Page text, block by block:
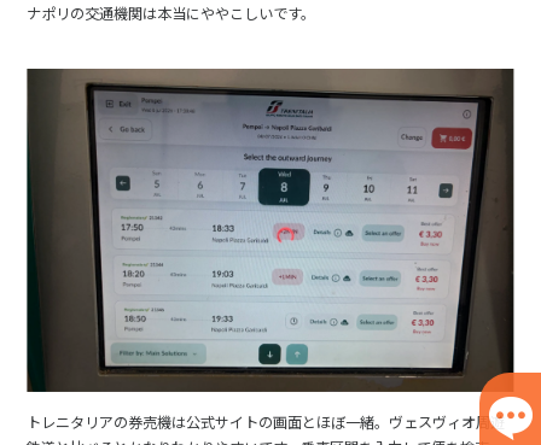
ナポリの交通機関は本当にややこしいです。
トレニタリアの券売機は公式サイトの画面とほぼ一緒。ヴェスヴィオ周遊